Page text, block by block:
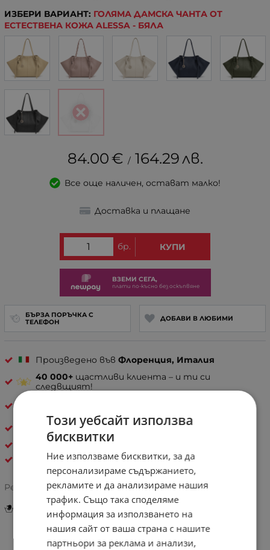
ИЗБЕРИ ВАРИАНТ: ГОЛЯМА ДАМСКА ЧАНТА ОТ
ЕСТЕСТВЕНА КОЖА ALESSA - БЯЛА
84.00€ / 164.29 лв.
Все още наличен, остават малко!
Доставка и плащане
Инструкции за грижа и поддръжка
бр. КУПИ
ВЗЕМИ СЕГА,
плати по-късно без оскъпвяне
БЪРЗА ПОРЪЧКА С
ТЕЛЕФОН
ДОБАВИ В ЛЮБИМИ
Произведено във Флоренция, Италия
40 000+ щастливи клиента – и ти си
следвщият!
– лесно връщане, ако не е
Естествена кожа
Pelletteria Italia
Рейтинг:
Този уебсайт използва
бисквитки
Ние използваме бисквитки, за да
персонализираме съдържанието,
рекламите и да анализираме нашия
трафик. Също така споделяме
информация за използването на
нашия сайт от ваша страна с нашите
партньори за реклама и анализи,